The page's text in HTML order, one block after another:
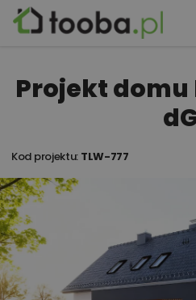
Projekt domu
Kod projektu: TLW-777